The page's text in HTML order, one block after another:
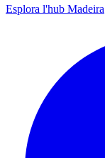
Esplora l'hub Madeira